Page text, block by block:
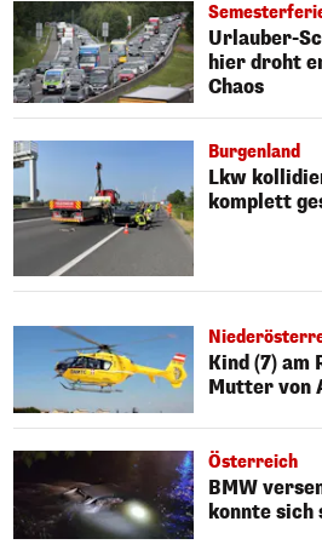
Urlauber-
hier droht
Chaos
Burgenland
Lkw
komplett
Kind (7) am
Mutter von
Österreich
BMW
konnte